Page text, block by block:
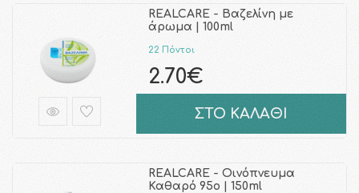
REALCARE - Βαζελίνη με
άρωμα | 100ml
22 Πόντοι
2.70€
ΣΤΟ ΚΑΛΑΘΙ
REALCARE - Οινόπνευμα
Καθαρό 95ο | 150ml